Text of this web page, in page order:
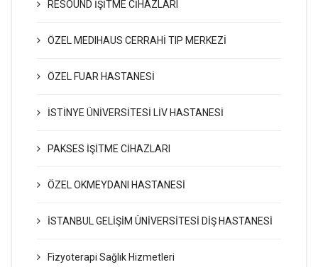
RESOUND İŞİTME CİHAZLARI
ÖZEL MEDIHAUS CERRAHİ TIP MERKEZİ
ÖZEL FUAR HASTANESİ
İSTİNYE ÜNİVERSİTESİ LİV HASTANESİ
PAKSES İŞİTME CİHAZLARI
ÖZEL OKMEYDANI HASTANESİ
İSTANBUL GELİŞİM ÜNİVERSİTESİ DİŞ HASTANESİ
Fizyoterapi Sağlık Hizmetleri